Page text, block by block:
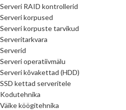
Serveri RAID kontrollerid
Serveri korpused
Serveri korpuste tarvikud
Serveritarkvara
Serverid
Serveri operatiivmälu
Serveri kõvakettad (HDD)
SSD kettad serveritele
Kodutehnika
Väike köögitehnika